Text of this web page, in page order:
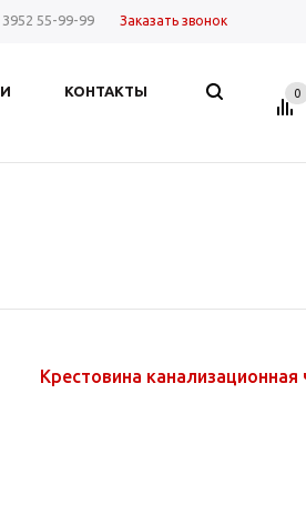
3952 55-99-99 Заказать звонок
КОНТАКТЫ 0
Крестовина канализационная